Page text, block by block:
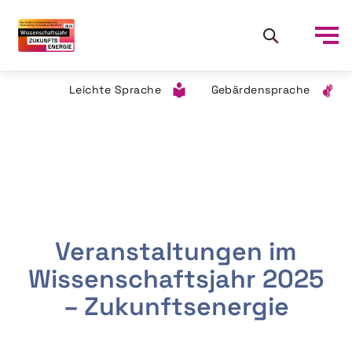
Leichte Sprache Gebärdensprache
Veranstaltungen im
Wissenschaftsjahr 2025
– Zukunftsenergie